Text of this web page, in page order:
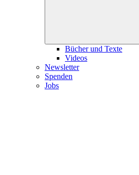
Bücher und Texte
Videos
Newsletter
Spenden
Jobs